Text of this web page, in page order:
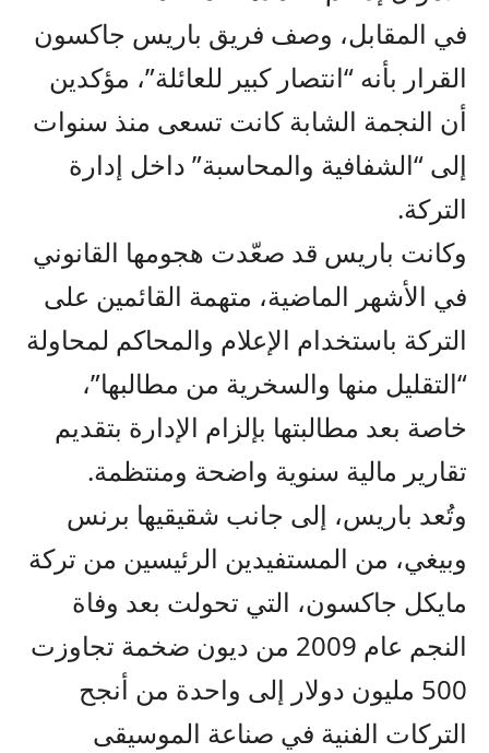
في المقابل، وصف فريق باريس جاكسون
القرار بأنه “انتصار كبير للعائلة”، مؤكدين
أن النجمة الشابة كانت تسعى منذ سنوات
إلى “الشفافية والمحاسبة” داخل إدارة
التركة.
وكانت باريس قد صعّدت هجومها القانوني
في الأشهر الماضية، متهمة القائمين على
التركة باستخدام الإعلام والمحاكم لمحاولة
“التقليل منها والسخرية من مطالبها”،
خاصة بعد مطالبتها بإلزام الإدارة بتقديم
تقارير مالية سنوية واضحة ومنتظمة.
وتُعد باريس، إلى جانب شقيقيها برنس
وبيغي، من المستفيدين الرئيسين من تركة
مايكل جاكسون، التي تحولت بعد وفاة
النجم عام 2009 من ديون ضخمة تجاوزت
500 مليون دولار إلى واحدة من أنجح
التركات الفنية في صناعة الموسيقى